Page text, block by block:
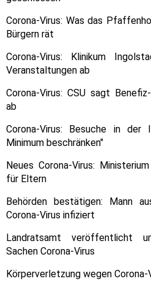
Corona-Virus: Was das
Bürgern rät
Corona-Virus: Klinikum
Veranstaltungen ab
Corona-Virus: CSU sagt
ab
Corona-Virus: Besuche in der
Minimum beschränken"
Neues Corona-Virus:
für Eltern
Behörden bestätigen: Mann
Corona-Virus infiziert
Landratsamt veröffentlicht
Sachen Corona-Virus
Körperverletzung wegen Corona-